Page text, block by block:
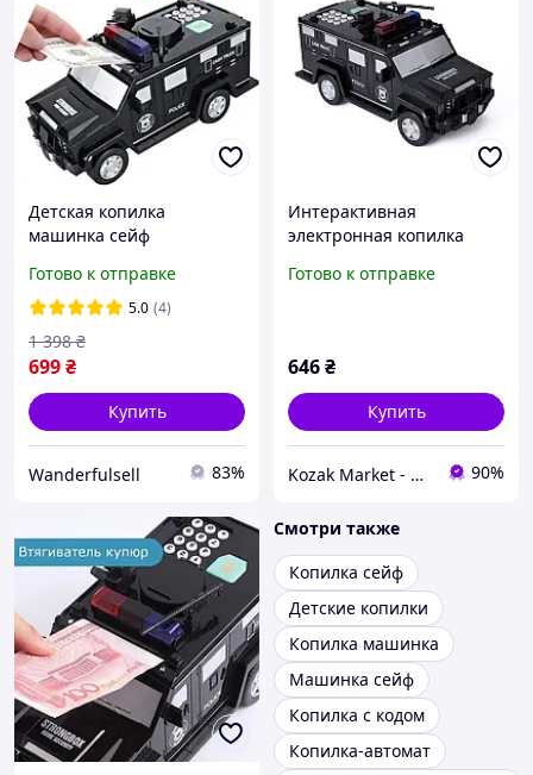
Детская копилка
машинка сейф
купюроприёмник
Полицейская машинка
сейф с отпечатком
пальца хамер
Готово к отправке
5.0 (4)
699₴
1 398 ₴
Купить
Wanderfulsell 83%
Интерактивная
электронная копилка
замком. Уценка !!! Топ
Готово к отправке
646₴
Купить
Kozak Market - Магазин техники и аксессуаров 90%
Смотри также
Копилка сейф
Детские копилки
Копилка машинка
Машинка сейф
Копилка с кодом
Копилка-автомат